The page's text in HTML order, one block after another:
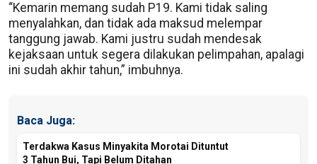
“Kemarin memang sudah P19. Kami tidak saling
menyalahkan, dan tidak ada maksud melempar
tanggung jawab. Kami justru sudah mendesak
kejaksaan untuk segera dilakukan pelimpahan, apalagi
ini sudah akhir tahun,” imbuhnya.
Baca Juga:
Terdakwa Kasus Minyakita Morotai Dituntut
3 Tahun Bui, Tapi Belum Ditahan